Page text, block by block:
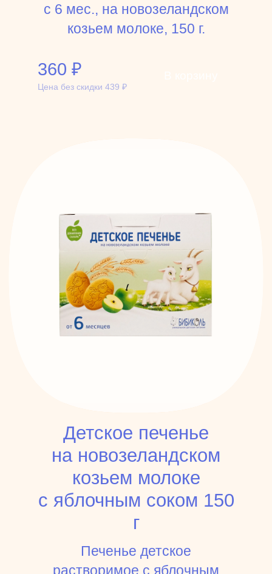
с 6 мес., на новозеландском
козьем молоке, 150 г.
360 ₽
Цена без скидки439 ₽
Детское печенье
на новозеландском
козьем молоке
с яблочным соком 150
г
Печенье детское
растворимое с яблочным